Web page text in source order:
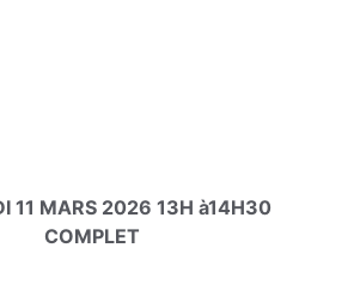
11 MARS 2026 13H à14H30
COMPLET